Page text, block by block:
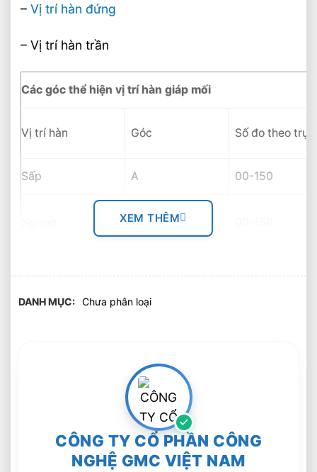
– Vị trí hàn đứng
– Vị trí hàn trần
Các góc thể hiện vị trí hàn giáp mối
Vị trí hàn Góc Số đo theo trục
Sấp A 00-150
B
Trần C 00-800
Tuy nhiên ứng với mỗi kiểu liên kết sẽ có một
vị trí kiểm tra khác nhau.
XEM THÊM
DANH MỤC Chưa phân loại
CÔNG TY CỔ PHẦN CÔNG
NGHỆ GMC VIỆT NAM